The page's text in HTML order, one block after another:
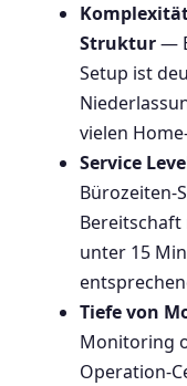
Struktur—
Setup ist
vielen
Service
Bürozeiten-
unter 15
Tiefe von
Monitoring
Operation-